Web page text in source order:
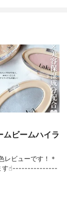
ビームハイラ
レビューです！＊
ます☝︎---------------